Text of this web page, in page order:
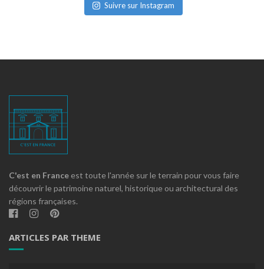
Suivre sur Instagram
C'est en France est toute l'année sur le terrain pour vous faire
découvrir le patrimoine naturel, historique ou architectural des
régions françaises.
ARTICLES PAR THEME